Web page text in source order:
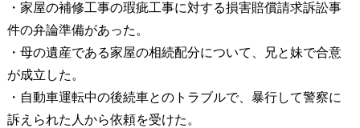
・家屋の補修工事の瑕疵工事に対する損害賠償請求訴訟事
件の弁論準備があった。
・母の遺産である家屋の相続配分について、兄と妹で合意
が成立した。
・自動車運転中の後続車とのトラブルで、暴行して警察に
訴えられた人から依頼を受けた。